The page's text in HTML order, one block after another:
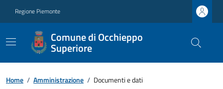
Regione Piemonte
Comune di Occhieppo
Superiore
Home / Amministrazione / Documenti e dati